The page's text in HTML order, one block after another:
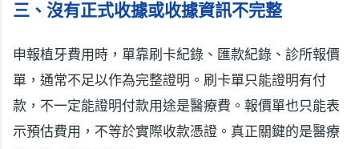
三、沒有正式收據或收據資訊不完整
申報植牙費用時，單靠刷卡紀錄、匯款紀錄、診所報價
單，通常不足以作為完整證明。刷卡單只能證明有付
款，不一定能證明付款用途是醫療費。報價單也只能表
示預估費用，不等於實際收款憑證。真正關鍵的是醫療